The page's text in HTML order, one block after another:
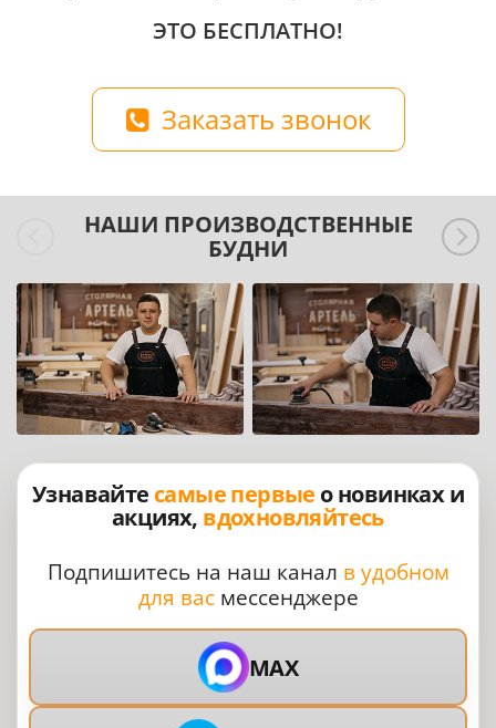
ЭТО БЕСПЛАТНО!
Заказать звонок
НАШИ ПРОИЗВОДСТВЕННЫЕ
БУДНИ
Узнавайте самые первые о новинках и
акциях, вдохновляйтесь
Подпишитесь на наш канал в удобном
для васмессенджере
MAX